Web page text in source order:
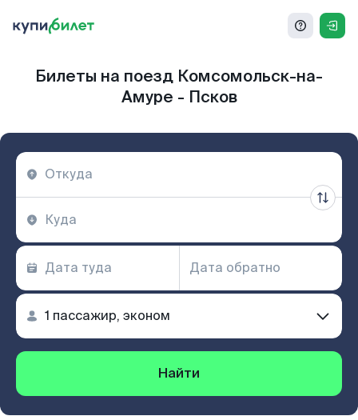
Билеты на поезд Комсомольск-на-
Амуре - Псков
Найти